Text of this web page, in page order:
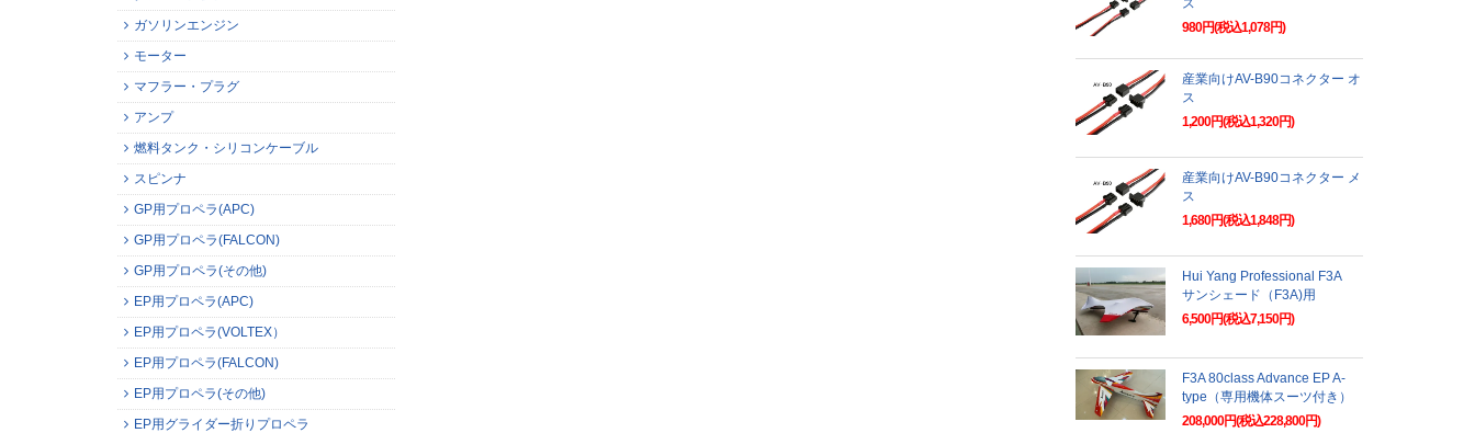
ガソリンエンジン
モーター
マフラー・プラグ
アンプ
燃料タンク・シリコンケーブル
スピンナ
GP用プロペラ(APC)
GP用プロペラ(FALCON)
GP用プロペラ(その他)
EP用プロペラ(APC)
EP用プロペラ(VOLTEX）
EP用プロペラ(FALCON)
EP用プロペラ(その他)
EP用グライダー折りプロペラ
ス
980円(税込1,078円)
産業向けAV-B90コネクター オ
ス
1,200円(税込1,320円)
産業向けAV-B90コネクター メ
ス
1,680円(税込1,848円)
Hui Yang Professional F3A
サンシェード（F3A)用
6,500円(税込7,150円)
F3A 80class Advance EP A-
type（専用機体スーツ付き）
208,000円(税込228,800円)